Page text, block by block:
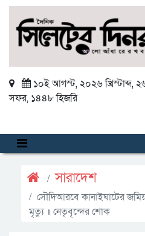
১০ই আগস্ট, ২০২৬ খ্রিস্টাব্দ,
সফর, ১৪৪৮ হিজরি
সারাদেশ
সৌদিআরবে কানাইঘাটের
মৃত্যু ॥ নেতৃবৃন্দের শোক